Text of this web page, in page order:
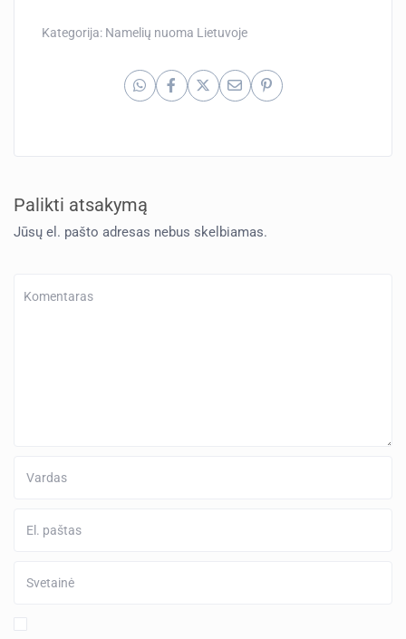
Kategorija: Namelių nuoma Lietuvoje
Palikti atsakymą
Jūsų el. pašto adresas nebus skelbiamas.